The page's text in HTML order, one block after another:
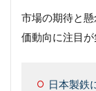
市場の期待と
価動向に注目が
日本製鉄